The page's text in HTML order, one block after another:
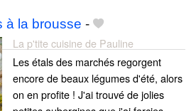
à la brousse -
La p'tite cuisine de Pauline
Les étals des marchés regorgent
encore de beaux légumes d'été, alors
on en profite ! J'ai trouvé de jolies